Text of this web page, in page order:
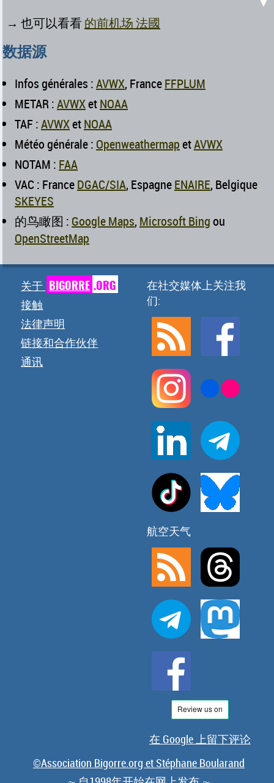
→ 也可以看看的前机场 法國
数据源
Infos générales :AVWX, FranceFFPLUM
METAR :AVWXetNOAA
TAF :AVWXetNOAA
Météo générale : OpenweathermapetAVWX
NOTAM : FAA
VAC : FranceDGAC/SIA, EspagneENAIRE, Belgique
SKEYES
的鸟瞰图 : Google Maps, Microsoft Bingou
OpenStreetMap
关于 BIGORRE .ORG
接触
法律声明
链接和合作伙伴
通讯
在社交媒体上关注我
们:
航空天气
在 Google 上留下评论
©Association Bigorre.org et Stéphane Boularand